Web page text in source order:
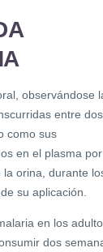
observándose
entre
como sus
en el plasma por
la orina, durante
su aplicación.
en los
dos